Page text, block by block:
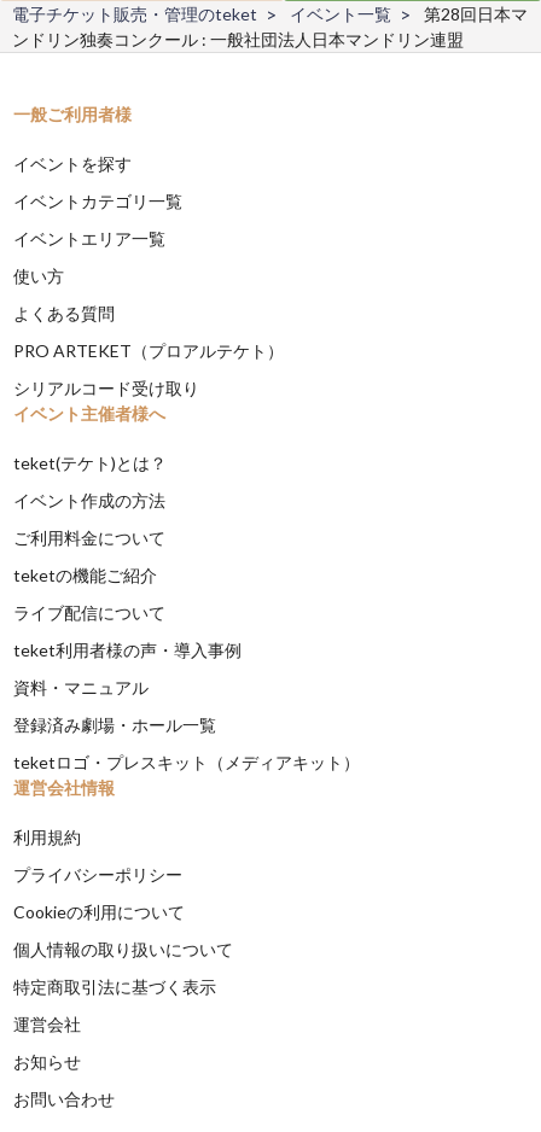
電子チケット販売・管理のteket イベント一覧
第28回日本マ
ンドリン独奏コンクール : 一般社団法人日本マンドリン連盟
一般ご利用者様
イベントを探す
イベントカテゴリ一覧
イベントエリア一覧
使い方
よくある質問
PRO ARTEKET（プロアルテケト）
シリアルコード受け取り
イベント主催者様へ
teket(テケト)とは？
イベント作成の方法
ご利用料金について
teketの機能ご紹介
ライブ配信について
teket利用者様の声・導入事例
資料・マニュアル
登録済み劇場・ホール一覧
teketロゴ・プレスキット（メディアキット）
運営会社情報
利用規約
プライバシーポリシー
Cookieの利用について
個人情報の取り扱いについて
特定商取引法に基づく表示
運営会社
お知らせ
お問い合わせ